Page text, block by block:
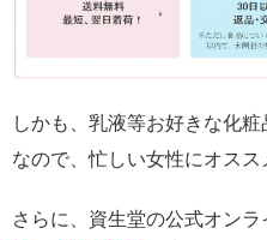
しかも、乳液等お好きな化粧
なので、忙しい女性にオス
さらに、資生堂の公式オン